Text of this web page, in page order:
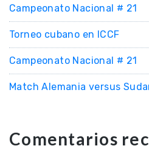
Campeonato Nacional # 21
Torneo cubano en ICCF
Campeonato Nacional # 21
Match Alemania versus
Comentarios